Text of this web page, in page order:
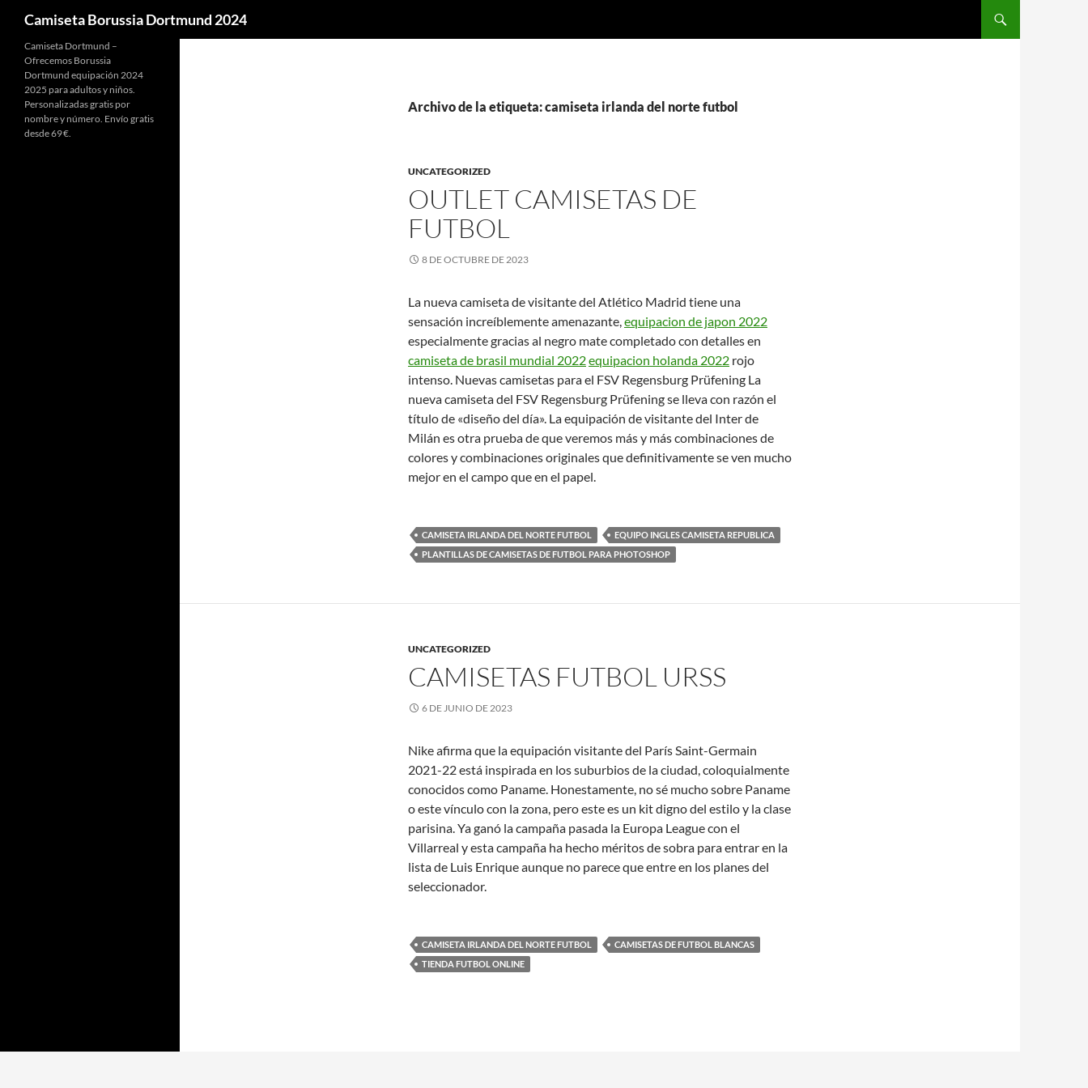
Camiseta Borussia Dortmund 2024
Archivo de la etiqueta: camiseta irlanda del norte futbol
UNCATEGORIZED
OUTLET CAMISETAS DE
FUTBOL
8 DE OCTUBRE DE 2023
La nueva camiseta de visitante del Atlético Madrid tiene una
sensación increíblemente amenazante,equipacion de japon 2022
especialmente gracias al negro mate completado con detalles en
camiseta de brasil mundial 2022equipacion holanda 2022 rojo
intenso. Nuevas camisetas para el FSV Regensburg Prüfening La
nueva camiseta del FSV Regensburg Prüfening se lleva con razón el
título de «diseño del día». La equipación de visitante del Inter de
Milán es otra prueba de que veremos más y más combinaciones de
colores y combinaciones originales que definitivamente se ven mucho
mejor en el campo que en el papel.
CAMISETA IRLANDA DEL NORTE FUTBOL
EQUIPO INGLES CAMISETA REPUBLICA
PLANTILLAS DE CAMISETAS DE FUTBOL PARA PHOTOSHOP
UNCATEGORIZED
CAMISETAS FUTBOL URSS
6 DE JUNIO DE 2023
Nike afirma que la equipación visitante del París Saint-Germain
2021-22 está inspirada en los suburbios de la ciudad, coloquialmente
conocidos como Paname. Honestamente, no sé mucho sobre Paname
o este vínculo con la zona, pero este es un kit digno del estilo y la clase
parisina. Ya ganó la campaña pasada la Europa League con el
Villarreal y esta campaña ha hecho méritos de sobra para entrar en la
lista de Luis Enrique aunque no parece que entre en los planes del
seleccionador.
CAMISETA IRLANDA DEL NORTE FUTBOL
CAMISETAS DE FUTBOL BLANCAS
TIENDA FUTBOL ONLINE
Camiseta Dortmund –
Ofrecemos Borussia
Dortmund equipación 2024
2025 para adultos y niños.
Personalizadas gratis por
nombre y número. Envío gratis
desde 69 €.